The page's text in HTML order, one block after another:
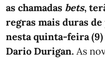
as chamadas bets,
regras mais duras
nesta quinta-feira
Dario Durigan. As